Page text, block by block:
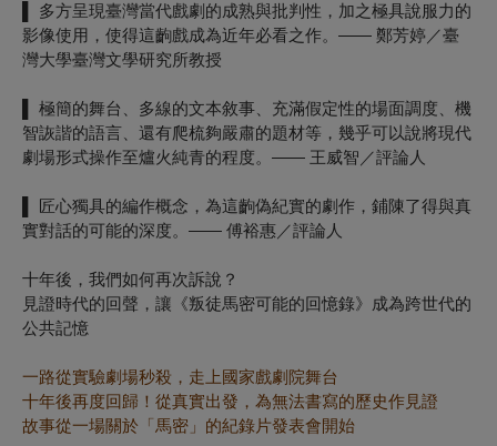
▌ 多⽅呈現臺灣當代戲劇的成熟與批判性，加之極具說服⼒的
影像使⽤，使得這齣戲成為近年必看之作。—— 鄭芳婷／臺
灣⼤學臺灣⽂學研究所教授
▌ 極簡的舞台、多線的⽂本敘事、充滿假定性的場⾯調度、機
智詼諧的語⾔、還有爬梳夠嚴肅的題材等，幾乎可以說將現代
劇場形式操作⾄爐⽕純⻘的程度。—— 王威智／評論⼈
▌ 匠⼼獨具的編作概念，為這齣偽紀實的劇作，鋪陳了得與真
實對話的可能的深度。—— 傅裕惠／評論⼈
十年後，我們如何再次訴說？
見證時代的回聲，讓《叛徒馬密可能的回憶錄》成為跨世代的
公共記憶
一路從實驗劇場秒殺，走上國家戲劇院舞台
十年後再度回歸！從真實出發，為無法書寫的歷史作見證
故事從一場關於「馬密」的紀錄片發表會開始